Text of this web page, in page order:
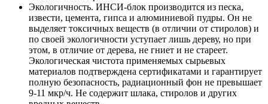
Экологичность. ИНСИ-блок производится из песка,
извести, цемента, гипса и алюминиевой пудры. Он не
выделяет токсичных веществ (в отличии от стиролов) и
по своей экологичности уступает лишь дереву, но при
этом, в отличие от дерева, не гниет и не стареет.
Экологическая чистота применяемых сырьевых
материалов подтверждена сертификатами и гарантирует
полную безопасность, радиационный фон не превышает
9-11 мкр/ч. Не содержит шлака, стиролов и других